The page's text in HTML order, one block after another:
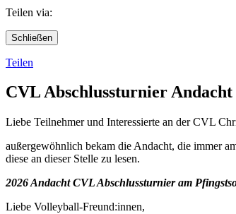
Teilen via:
Schließen
Teilen
CVL Abschlussturnier Andacht
Liebe Teilnehmer und Interessierte an der CVL
außergewöhnlich bekam die Andacht, die immer
diese an dieser Stelle zu lesen.
2026 Andacht CVL Abschlussturnier am
Liebe Volleyball-Freund:innen,